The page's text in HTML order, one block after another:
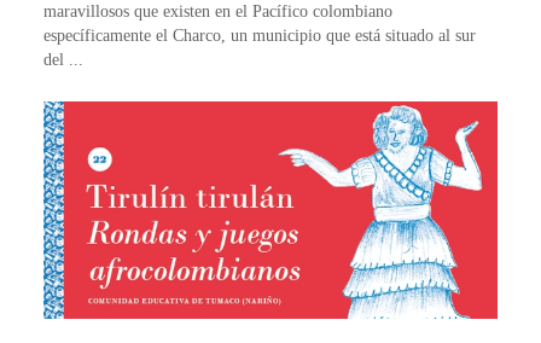
maravillosos que existen en el Pacífico colombiano
específicamente el Charco, un municipio que está situado al sur
del ...